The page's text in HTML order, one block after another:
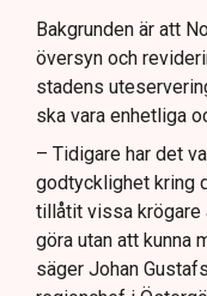
uteserveringar.
Lindas Kula
sommaren.
Bakgrunden är att
översyn och
stadens
ska vara enhetliga
– Tidigare har det
godtycklighet kring
tillåtit vissa krögare
göra utan att kunna
säger Johan